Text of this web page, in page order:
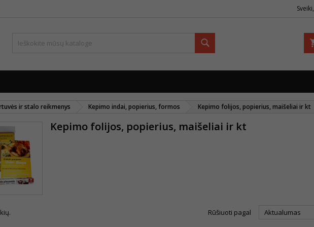
Sveiki,
ir stalo reikmenys Kepimo indai, popierius, formos Kepimo folijos, popierius, maišeliai ir kt
Kepimo folijos, popierius, maišeliai ir kt
Rūšiuoti pagal Aktualumas